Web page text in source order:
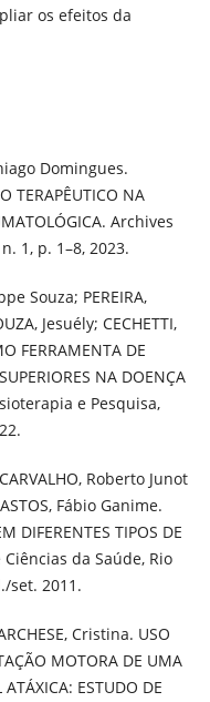
os efeitos da
Domingues.
TERAPÊUTICO NA
Archives
1, p. 1–8, 2023.
Souza; PEREIRA,
Jesuély; CECHETTI,
FERRAMENTA DE
NA DOENÇA
e Pesquisa,
Roberto Junot
Fábio Ganime.
DIFERENTES TIPOS DE
da Saúde, Rio
set. 2011.
Cristina. USO
MOTORA DE UMA
ESTUDO DE